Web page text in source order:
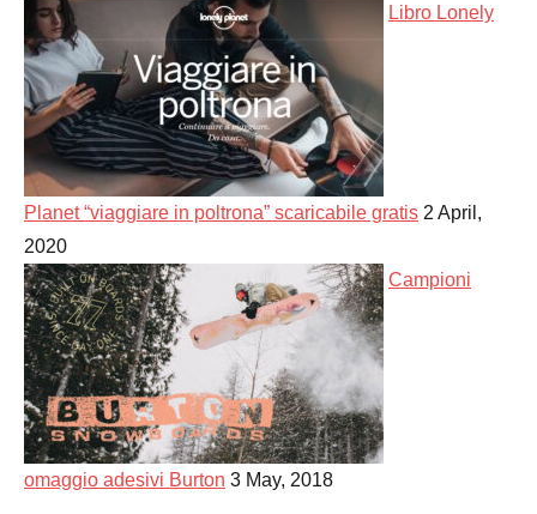
Libro Lonely
Planet “viaggiare in poltrona” scaricabile gratis 2 April,
2020
Campioni
omaggio adesivi Burton 3 May, 2018